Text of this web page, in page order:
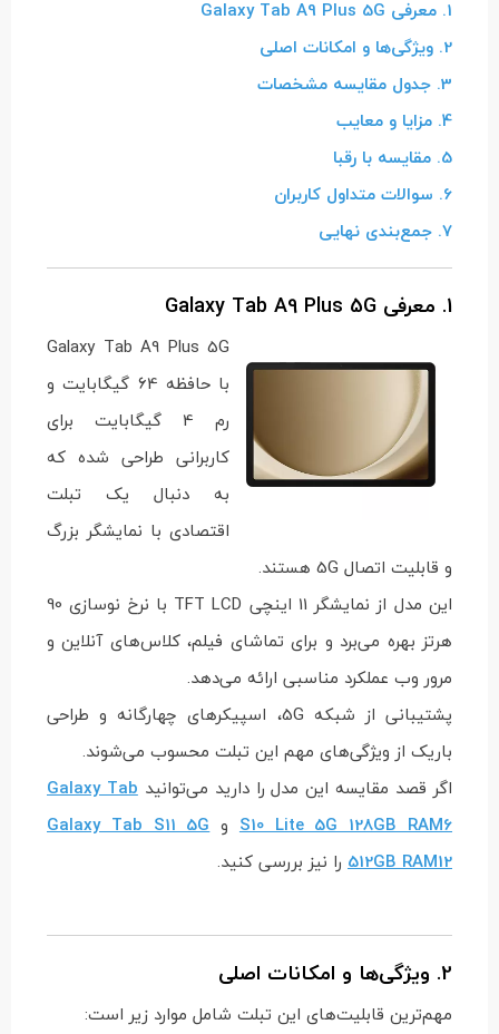
1. معرفی Galaxy Tab A9 Plus 5G
2. ویژگی‌ها و امکانات اصلی
3. جدول مقایسه مشخصات
4. مزایا و معایب
5. مقایسه با رقبا
6. سوالات متداول کاربران
7. جمع‌بندی نهایی
1. معرفی Galaxy Tab A9 Plus 5G
Galaxy Tab A9 Plus 5G
با حافظه 64 گیگابایت و
رم 4 گیگابایت برای
کاربرانی طراحی شده که
به دنبال یک تبلت
اقتصادی با نمایشگر بزرگ
و قابلیت اتصال 5G هستند.
این مدل از نمایشگر 11 اینچی TFT LCD با نرخ نوسازی 90
هرتز بهره می‌برد و برای تماشای فیلم، کلاس‌های آنلاین و
مرور وب عملکرد مناسبی ارائه می‌دهد.
پشتیبانی از شبکه 5G، اسپیکرهای چهارگانه و طراحی
باریک از ویژگی‌های مهم این تبلت محسوب می‌شوند.
اگر قصد مقایسه این مدل را دارید می‌توانیدGalaxy Tab
S10 Lite 5G 128GB RAM6 وGalaxy Tab S11 5G
512GB RAM12 را نیز بررسی کنید.
2. ویژگی‌ها و امکانات اصلی
مهم‌ترین قابلیت‌های این تبلت شامل موارد زیر است: